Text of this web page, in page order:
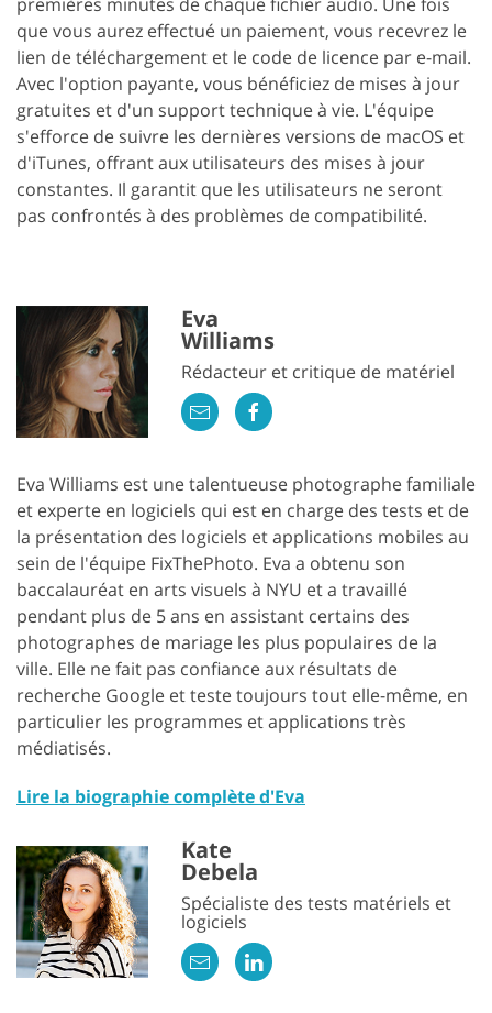
que vous aurez effectué un paiement, vous recevrez le
lien de téléchargement et le code de licence par e-mail.
Avec l'option payante, vous bénéficiez de mises à jour
gratuites et d'un support technique à vie. L'équipe
s'efforce de suivre les dernières versions de macOS et
d'iTunes, offrant aux utilisateurs des mises à jour
constantes. Il garantit que les utilisateurs ne seront
pas confrontés à des problèmes de compatibilité.
Eva
Williams
Rédacteur et critique de matériel
Eva Williams est une talentueuse photographe familiale
et experte en logiciels qui est en charge des tests et de
la présentation des logiciels et applications mobiles au
sein de l'équipe FixThePhoto. Eva a obtenu son
baccalauréat en arts visuels à NYU et a travaillé
pendant plus de 5 ans en assistant certains des
photographes de mariage les plus populaires de la
ville. Elle ne fait pas confiance aux résultats de
recherche Google et teste toujours tout elle-même, en
particulier les programmes et applications très
médiatisés.
Lire la biographie complète d'Eva
Kate
Debela
Spécialiste des tests matériels et
logiciels